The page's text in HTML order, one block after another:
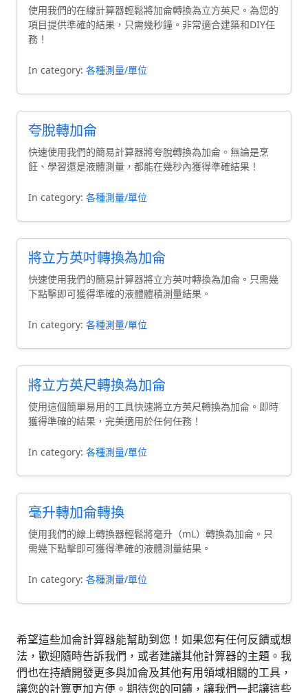
使用我們的在線計算器輕鬆將加侖轉換為立方英尺。為您的
項目提供準確的結果，只需幾秒鐘。非常適合建築和DIY任
務！
In category: 各種測量/單位
夸脫轉加侖
快速使用我們的簡易計算器將夸脫轉換為加侖。無論是烹
飪、學習還是液體測量，都能在幾秒內獲得準確結果！
In category: 各種測量/單位
將立方英吋轉換為加侖
快速使用我們的簡易計算器將立方英吋轉換為加侖。只需幾
下點擊即可獲得準確的液體體積測量結果。
In category: 各種測量/單位
將立方英尺轉換為加侖
使用這個簡單易用的工具快速將立方英尺轉換為加侖。即時
獲得準確的結果，完美適用於任何任務！
In category: 各種測量/單位
毫升轉加侖轉換
使用我們的線上轉換器輕鬆將毫升（mL）轉換為加侖。只
需幾下點擊即可獲得準確的液體測量結果。
In category: 各種測量/單位
希望這些加侖計算器能幫助到您！如果您有任何反饋或想
法，歡迎隨時告訴我們，或者建議其他計算器的主題。我
們也在持續開發更多與加侖及其他有用領域相關的工具，
讓您的計算更加方便。期待您的回饋，讓我們一起讓這些